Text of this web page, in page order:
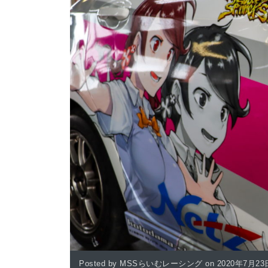
Posted by MSSらいむレーシング on 2020年7月23